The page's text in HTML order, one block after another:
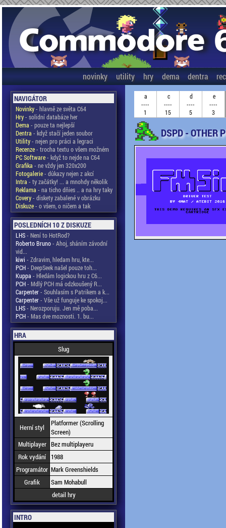
novinky utility hry dema dentra
NAVIGÁTOR
Novinky- hlavně ze světa C64
Hry- solidní databáze her
Dema - pouze ta nejlepší
Dentra - když stačí jeden soubor
Utility- nejen pro práci a legraci
Recenze- trocha textu o všem možném
PC Software- když to nejde na C64
Grafika - ne vždy jen 320x200
Fotogalerie- důkazy nejen z akcí
Intra - ty začátky! ... a mnohdy několik
Reklama - na ticho dňies .. a na hry taky
Covery- diskety zabalené v obrázku
Diskuze- o všem, o ničem a tak
POSLEDNÍCH 10 Z DISKUZE
LHS- Není to HotRod?
Roberto Bruno- Ahoj, sháním závodní
vid...
kiwi - Zdravim, hledam hru, kte...
PCH- DeepSeek našel pouze toh...
Kuppa - Hledám logickou hru z C6...
PCH- Mdlý PCH má odzkoušený R...
Carpenter- Souhlasím s Patrikem a k...
Carpenter- Vše už funguje ke spokoj...
LHS- Nerozporuju. Jen mě poba...
PCH- Mas dve moznosti. 1. bu...
HRA
Slug
Herní styl
Platformer (Scrolling
Screen)
Multiplayer Bez multiplayeru
Rok vydání
1988
Programátor Mark Greenshields
Grafik
Sam Mohabull
detail hry
INTRO
a
----
1
c
----
15
d
----
5
e
----
3
DSPD - OTHER